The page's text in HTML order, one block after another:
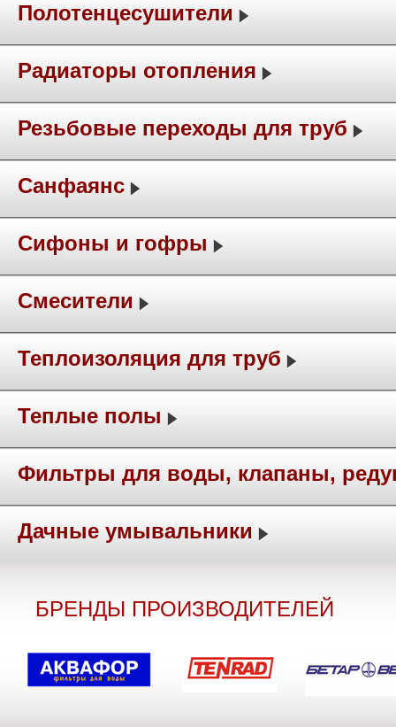
Полотенцесушители
Радиаторы отопления
Резьбовые переходы для труб
Санфаянс
Сифоны и гофры
Смесители
Теплоизоляция для труб
Теплые полы
Фильтры для воды, клапаны,
Дачные умывальники
БРЕНДЫ ПРОИЗВОДИТЕЛЕЙ